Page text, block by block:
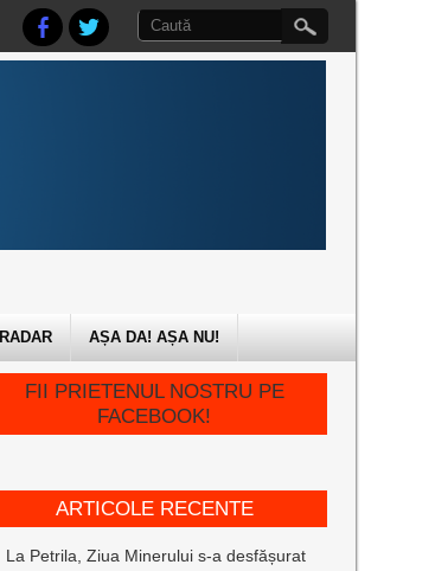
RADAR AȘA DA! AȘA NU!
FII PRIETENUL NOSTRU PE
FACEBOOK!
ARTICOLE RECENTE
La Petrila, Ziua Minerului s-a desfășurat